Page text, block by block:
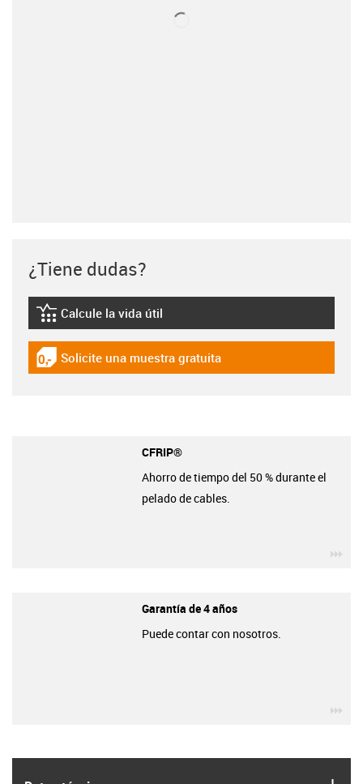
¿Tiene dudas?
igus-icon-lebensdauerrechner
Calcule la vida útil
igus-icon-gratismuster
Solicite una muestra gratuita
CFRIP®
Ahorro de tiempo del 50 % durante el
pelado de cables.
Garantía de 4 años
Puede contar con nosotros.